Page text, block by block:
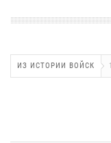
ИЗ ИСТОРИИ ВОЙСК